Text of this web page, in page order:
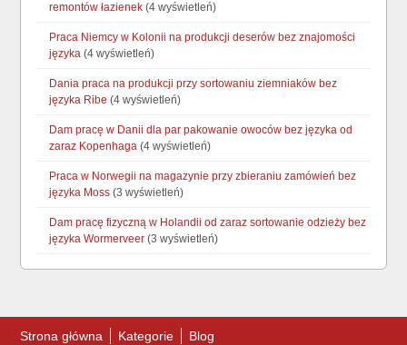
remontów łazienek (4 wyświetleń)
Praca Niemcy w Kolonii na produkcji deserów bez znajomości
języka (4 wyświetleń)
Dania praca na produkcji przy sortowaniu ziemniaków bez
języka Ribe (4 wyświetleń)
Dam pracę w Danii dla par pakowanie owoców bez języka od
zaraz Kopenhaga (4 wyświetleń)
Praca w Norwegii na magazynie przy zbieraniu zamówień bez
języka Moss (3 wyświetleń)
Dam pracę fizyczną w Holandii od zaraz sortowanie odzieży bez
języka Wormerveer (3 wyświetleń)
Strona główna Kategorie Blog